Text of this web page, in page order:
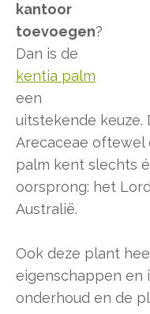
kantoor
toevoegen?
Dan is de
kentia palm
een
uitstekende
Arecaceae oftewel
palm kent slechts
oorsprong: het
Australië.
Ook deze plant
eigenschappen en
onderhoud en de